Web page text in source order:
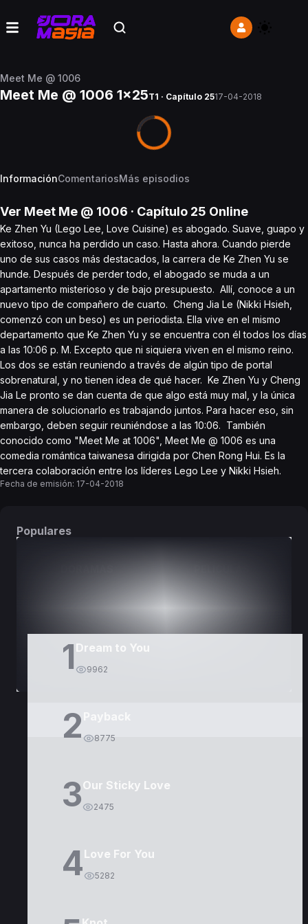
Meet Me @ 1006
Meet Me @ 1006 1x25T1 · Capítulo 2517-04-2018
InformaciónComentariosMás episodios
Ver Meet Me @ 1006 · Capítulo 25 Online
Ke Zhen Yu (Lego Lee, Love Cuisine) es abogado. Suave, guapo y
exitoso, nunca ha perdido un caso. Hasta ahora. Cuando pierde
uno de sus casos más destacados, la carrera de Ke Zhen Yu se
hunde. Después de perder todo, el abogado se muda a un
apartamento misterioso y de bajo presupuesto. Allí, conoce a un
nuevo tipo de compañero de cuarto. Cheng Jia Le (Nikki Hsieh,
comenzó con un beso) es un periodista. Ella vive en el mismo
departamento que Ke Zhen Yu y se encuentra con él todos los días
a las 10:06 p. M. Excepto que ni siquiera viven en el mismo reino.
Los dos se están reuniendo a través de algún tipo de portal
sobrenatural, y no tienen idea de qué hacer. Ke Zhen Yu y Cheng
Jia Le pronto se dan cuenta de que algo está muy mal, y la única
manera de solucionarlo es trabajando juntos. Para hacer eso, sin
embargo, deben seguir reuniéndose a las 10:06. También
conocido como "Meet Me at 1006", Meet Me @ 1006 es una
comedia romántica taiwanesa dirigida por Chen Rong Hui. Es la
tercera colaboración entre los líderes Lego Lee y Nikki Hsieh.
Fecha de emisión: 17-04-2018
Populares
1 Dream to You
9962
2 8775
3Our Sticky Love
2475
4Love For You
5282